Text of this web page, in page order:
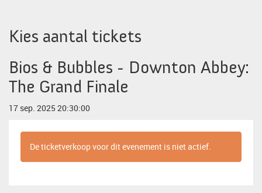
Kies aantal tickets
Bios & Bubbles - Downton Abbey:
The Grand Finale
17 sep. 2025 20:30:00
De ticketverkoop voor dit evenement is niet actief.